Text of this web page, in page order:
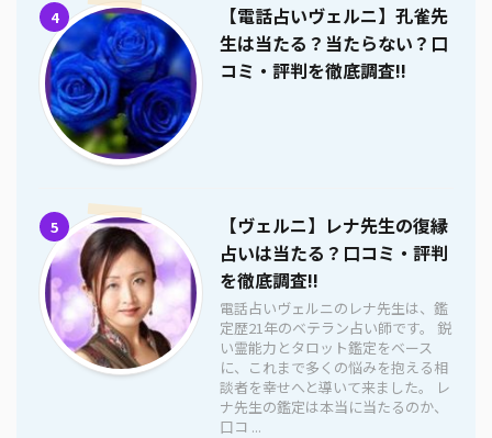
4
【電話占いヴェルニ】孔雀先
生は当たる？当たらない？口
コミ・評判を徹底調査!!
5
【ヴェルニ】レナ先生の復縁
占いは当たる？口コミ・評判
を徹底調査!!
電話占いヴェルニのレナ先生は、鑑
定歴21年のベテラン占い師です。 鋭
い霊能力とタロット鑑定をベース
に、これまで多くの悩みを抱える相
談者を幸せへと導いて来ました。 レ
ナ先生の鑑定は本当に当たるのか、
口コ ...